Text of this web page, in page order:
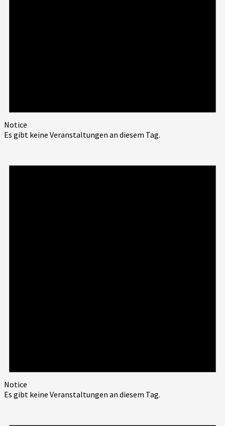
Notice
Es gibt keine Veranstaltungen an diesem Tag.
Notice
Es gibt keine Veranstaltungen an diesem Tag.